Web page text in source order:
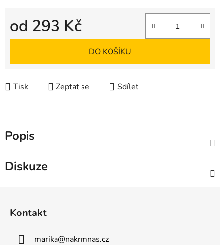
od 293 Kč
Měrná cena:
DO KOŠÍKU
Tisk Zeptat se Sdílet
Popis
Diskuze
Kontakt
marika@nakrmnas.cz